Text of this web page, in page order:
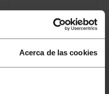
Acerca de las cookies